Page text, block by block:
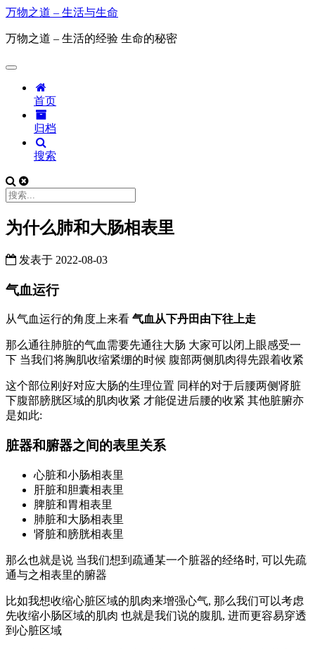
万物之道 – 生活与生命
万物之道 – 生活的经验 生命的秘密
首页
归档
搜索
为什么肺和大肠相表里
发表于 2022-08-03
气血运行
从气血运行的角度上来看 气血从下丹田由下往上走
那么通往肺脏的气血需要先通往大肠 大家可以闭上眼感受一
下 当我们将胸肌收缩紧绷的时候 腹部两侧肌肉得先跟着收紧
这个部位刚好对应大肠的生理位置 同样的对于后腰两侧肾脏
下腹部膀胱区域的肌肉收紧 才能促进后腰的收紧 其他脏腑亦
是如此:
脏器和腑器之间的表里关系
心脏和小肠相表里
肝脏和胆囊相表里
脾脏和胃相表里
肺脏和大肠相表里
肾脏和膀胱相表里
那么也就是说 当我们想到疏通某一个脏器的经络时, 可以先疏
通与之相表里的腑器
比如我想收缩心脏区域的肌肉来增强心气, 那么我们可以考虑
先收缩小肠区域的肌肉 也就是我们说的腹肌, 进而更容易穿透
到心脏区域